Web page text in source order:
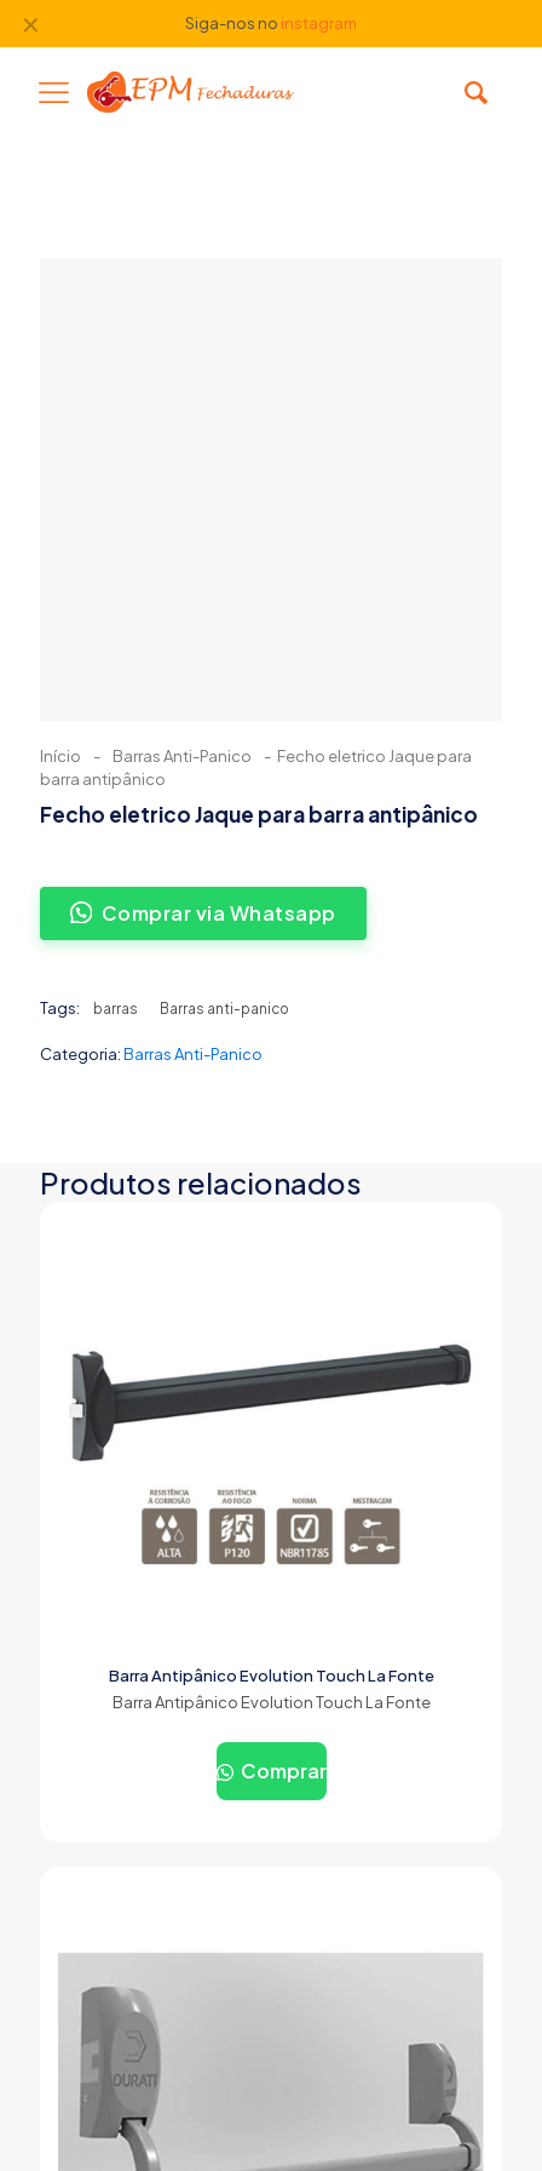
Siga-nos no instagram
✕
Início - Barras Anti-Panico - Fecho eletrico Jaque para
barra antipânico
Fecho eletrico Jaque para barra antipânico
Comprar via Whatsapp
Tags: barras Barras anti-panico
Categoria:Barras Anti-Panico
Produtos relacionados
Barra Antipânico Evolution Touch La Fonte
Barra Antipânico Evolution Touch La Fonte
Comprar